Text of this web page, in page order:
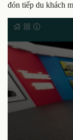
đón tiếp du khách